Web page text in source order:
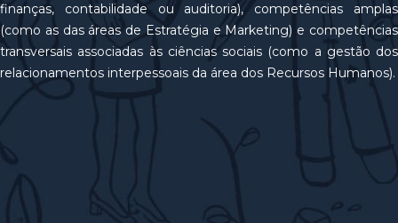
finanças, contabilidade ou auditoria), competências amplas
(como as das áreas de Estratégia e Marketing) e competências
transversais associadas às ciências sociais (como a gestão dos
relacionamentos interpessoais da área dos Recursos Humanos).